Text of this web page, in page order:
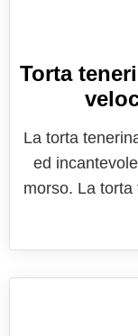
Torta
La torta
ed
morso. La torta
sottile e
morbido